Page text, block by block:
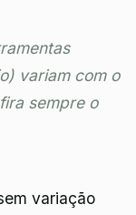
variam com o
sempre o
variação